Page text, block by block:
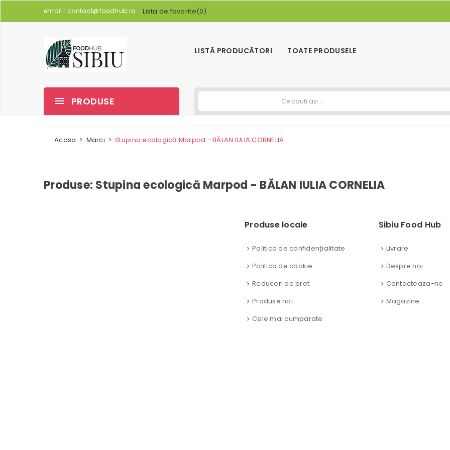
email : contact@foodhub.ro Lista de favorite(0)
LISTĂ PRODUCĂTORI TOATE PRODUSELE
PRODUSE
Acasa Marci Stupina ecologică Marpod - BĂLAN IULIA CORNELIA
Produse: Stupina ecologică Marpod - BĂLAN IULIA CORNELIA
Produse locale
Politica de confidențialitate
Politica de cookie
Reduceri de pret
Produse noi
Cele mai cumparate
Sibiu Food Hub
Livrare
Despre noi
Contacteaza-ne
Magazine